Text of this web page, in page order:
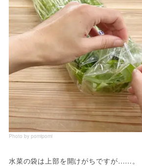
Photo by pomipomi
水菜の袋は上部を開けがちですが……。